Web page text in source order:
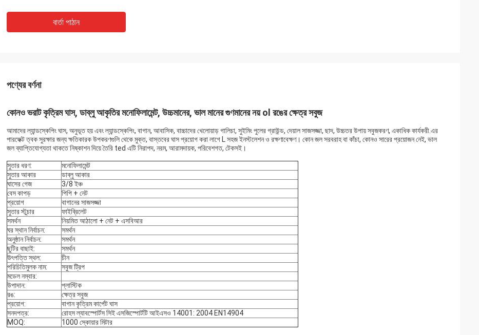
বার্তা পাঠান
পণ্যের বর্ণনা
কোনও ভরাট কৃত্রিম ঘাস, ডাব্লু আকৃতির মনোফিলামেন্ট, উচ্চমানের, ভাল মানের গুণমানের নয় ol রঙের ক্ষেত্র সবুজ
আমাদের ল্যান্ডস্কেপিং ঘাস, অনুভূত হয় এবং ল্যান্ডস্কেপিং, বাগান, আবাসিক, বাচ্চাদের খেলোয়াড় গালিচা, সুইমিং পুলের গ্রাউন্ড, দেয়াল সাজসজ্জা, ছাদ, উচ্চতর উপায় সবুজকরণ, একাধিক কার্যকরী.এর
পারফেক্ট ত্বক সুরক্ষার জন্য ক্ষতিকারক উপকরণগুলি থেকে মুক্ত, বাস্তবের ঘাস প্রয়োগ করা লাগে L সহজ ইনস্টলেশন ও রক্ষণাবেক্ষণ। কোন জল সরবরাহ বা কাঁচা, কোনও সারের প্রয়োজন নেই, ভাল
জল ব্যাপ্তিযোগ্যতা থাকতে নিষ্কাশন দিয়ে তৈরি ted এটি নিরাপদ, নরম, আরামদায়ক, পরিবেশগত, টেকসই।
সুতার ধরণ:
মনোফিলামেন্ট
সুতার আকার
ডাব্লু আকার
ঘাসের গেজ
3/8 ইঞ্চ
বেস কাপড়
পিপি + নেট
প্রয়োগ
বাগানের সাজসজ্জা
সুতার স্টুচার
ফাইব্রিলেট
সমর্থন
নিয়মিত আঠালো + নেট + এসবিআর
ঘর স্থান নির্বাচন:
সমর্থন
অনুষ্ঠান নির্বাচন:
সমর্থন
ছুটির বাছাই:
সমর্থন
উৎপত্তি স্থল:
চীন
পরিচিতিমুলক নাম:
সবুজ ট্রিপ
মডেল নম্বার:
উপাদান:
প্লাস্টিক
রঙ:
ক্ষেত্র সবুজ
প্রয়োগ:
বাগান কৃত্রিম কার্পেট ঘাস
সনদপত্র:
রোহস ল্যাবস্পোর্টস সিই এসজিস্পোর্টটি আইএসও 14001: 2004 EN14904
MOQ:
1000 স্কোয়ার মিটার